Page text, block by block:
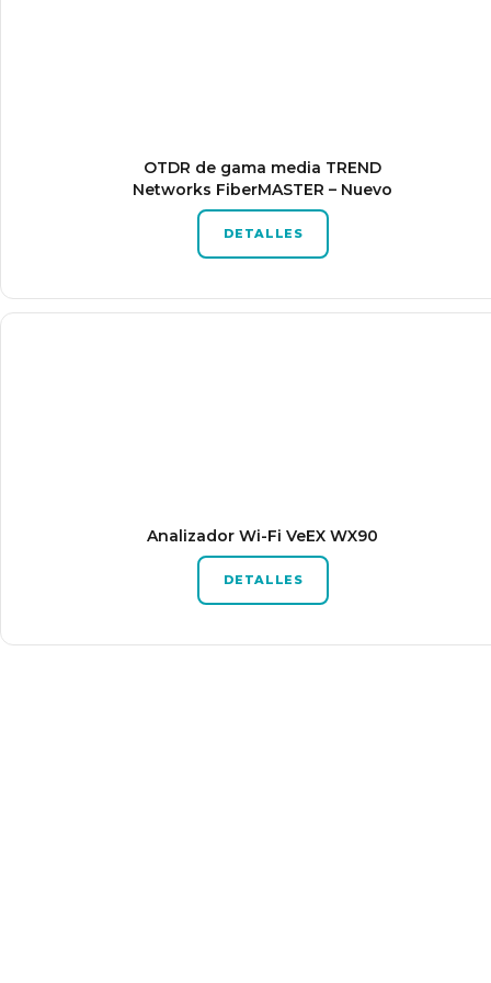
OTDR de gama media TREND
Networks FiberMASTER – Nuevo
DETALLES
Analizador Wi-Fi VeEX WX90
DETALLES